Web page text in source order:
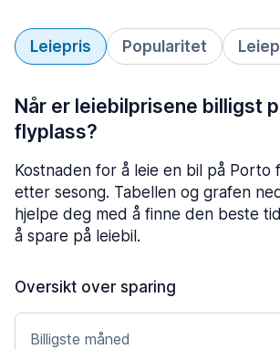
Leiepris Popularitet
Når er leiebilprisene billigst
flyplass?
Kostnaden for å leie en bil på Porto
etter sesong. Tabellen og grafen
hjelpe deg med å finne den beste
å spare på leiebil.
Oversikt over sparing
Billigste måned